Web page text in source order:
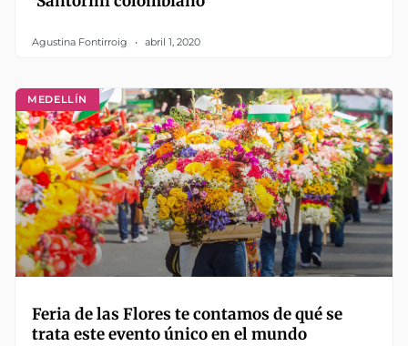
Agustina Fontirroig abril 1, 2020
MEDELLÍN
Feria de las Flores te contamos de qué se
trata este evento único en el mundo